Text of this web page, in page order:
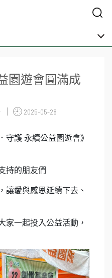
園遊會圓滿成
2025-05-28
守護 永續公益園遊會》
持的朋友們
讓愛與感恩延續下去、
家一起投入公益活動，